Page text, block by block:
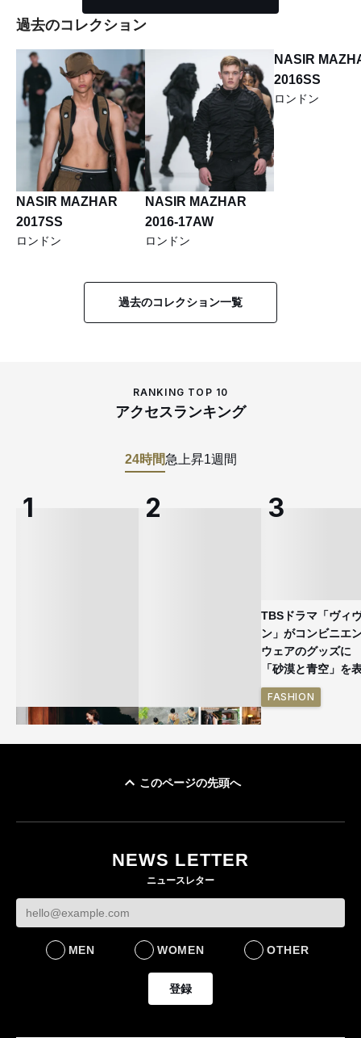
過去のコレクション
NASIR MAZHAR
2017SS
ロンドン
NASIR MAZHAR
2016-17AW
ロンドン
NASIR
2016SS
ロンドン
過去のコレクション一覧
RANKING TOP 10
アクセスランキング
24時間急上昇1週間
ケットなど7型を発売
FASHION
をラインナップ
LIFESTYLE
TBSドラマ「ヴィ
ン」がコンビニエ
ウェアのグッズ
「砂漠と青空」を
FASHION
このページの先頭へ
NEWS LETTER
ニュースレター
MEN WOMEN OTHER
登録